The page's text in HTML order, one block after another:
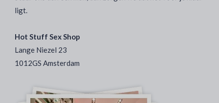
ligt.
Hot Stuff Sex Shop
Lange Niezel 23
1012GS Amsterdam